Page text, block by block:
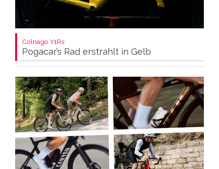
Colnago Y1Rs:
Pogacar’s Rad erstrahlt in Gelb